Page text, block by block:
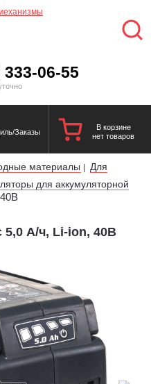
333-06-55
Заказы
В корзине
нет товаров
материалы |
Для
для аккумуляторной
5,0 А/ч, Li-ion, 40В